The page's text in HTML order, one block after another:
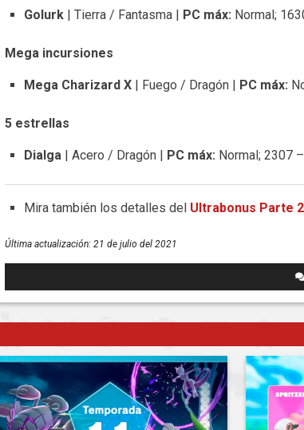
Golurk | Tierra / Fantasma | PC máx: Normal;
Mega incursiones
Mega Charizard X | Fuego / Dragón | PC máx:
5 estrellas
Dialga | Acero / Dragón | PC máx: Normal; 2307
Mira también los detalles del Ultrabonus Parte
Última actualización: 21 de julio del 2021